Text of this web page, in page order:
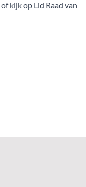
of kijk op Lid Raad van